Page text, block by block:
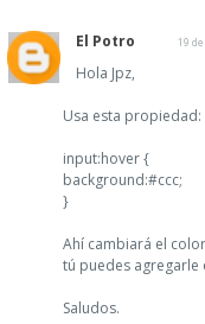
El Potro 19
Hola Jpz,
Usa esta propiedad:
input:hover {
background:#ccc;
}
Ahí cambiará el
tú puedes agregarle
Saludos.